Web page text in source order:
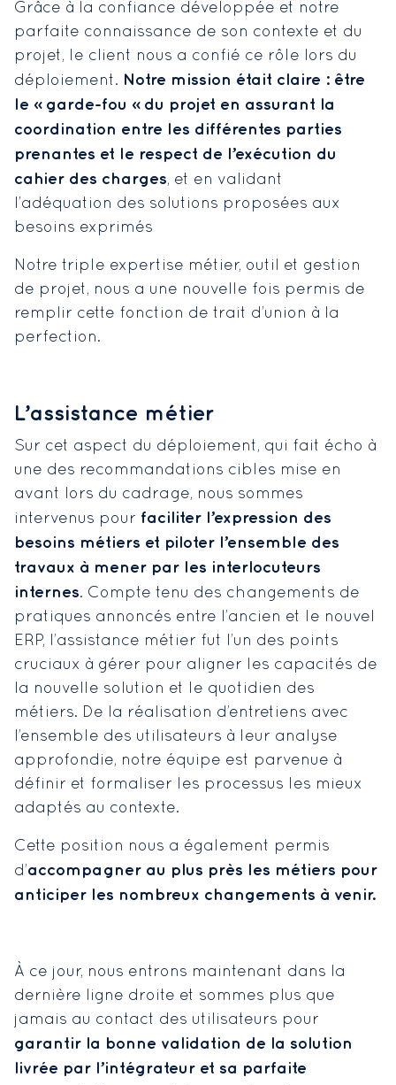
Grâce à la confiance développée et notre
parfaite connaissance de son contexte et du
projet, le client nous a confié ce rôle lors du
déploiement. Notre mission était claire : être
le « garde-fou » du projet en assurant la
coordination entre les différentes parties
prenantes et le respect de l’exécution du
cahier des charges, et en validant
l’adéquation des solutions proposées aux
besoins exprimés
Notre triple expertise métier, outil et gestion
de projet, nous a une nouvelle fois permis de
remplir cette fonction de trait d’union à la
perfection.
L’assistance métier
Sur cet aspect du déploiement, qui fait écho à
une des recommandations cibles mise en
avant lors du cadrage, nous sommes
intervenus pour faciliter l’expression des
besoins métiers et piloter l’ensemble des
travaux à mener par les interlocuteurs
internes. Compte tenu des changements de
pratiques annoncés entre l’ancien et le nouvel
ERP, l’assistance métier fut l’un des points
cruciaux à gérer pour aligner les capacités de
la nouvelle solution et le quotidien des
métiers. De la réalisation d’entretiens avec
l’ensemble des utilisateurs à leur analyse
approfondie, notre équipe est parvenue à
définir et formaliser les processus les mieux
adaptés au contexte.
Cette position nous a également permis
d’accompagner au plus près les métiers pour
anticiper les nombreux changements à venir.
À ce jour, nous entrons maintenant dans la
dernière ligne droite et sommes plus que
jamais au contact des utilisateurs pour
garantir la bonne validation de la solution
livrée par l’intégrateur et sa parfaite